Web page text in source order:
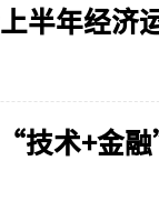
半年经济
技术+金